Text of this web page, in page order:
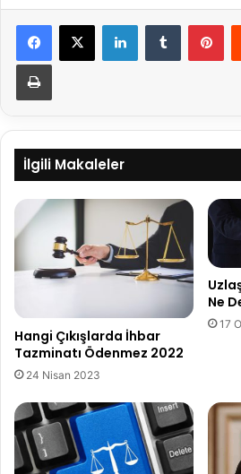
LinkedInTumblr
Yazdır
İlgili Makaleler
Hangi Çıkışlarda İhbar
Tazminatı Ödenmez 2022
24 Nisan 2023
Ne
17